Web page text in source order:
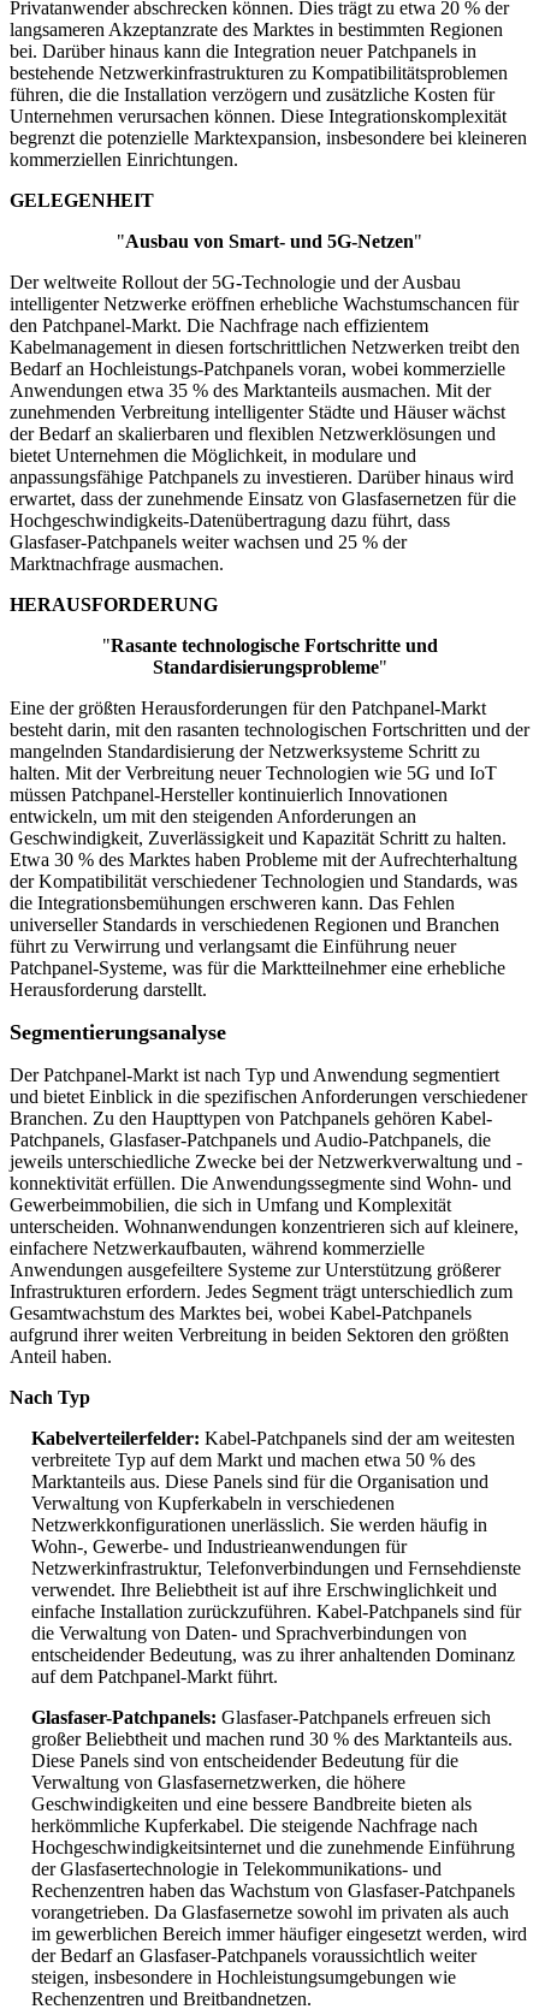
Privatanwender abschrecken können. Dies trägt zu etwa 20 % der
langsameren Akzeptanzrate des Marktes in bestimmten Regionen
bei. Darüber hinaus kann die Integration neuer Patchpanels in
bestehende Netzwerkinfrastrukturen zu Kompatibilitätsproblemen
führen, die die Installation verzögern und zusätzliche Kosten für
Unternehmen verursachen können. Diese Integrationskomplexität
begrenzt die potenzielle Marktexpansion, insbesondere bei kleineren
kommerziellen Einrichtungen.
GELEGENHEIT
"Ausbau von Smart- und 5G-Netzen"
Der weltweite Rollout der 5G-Technologie und der Ausbau
intelligenter Netzwerke eröffnen erhebliche Wachstumschancen für
den Patchpanel-Markt. Die Nachfrage nach effizientem
Kabelmanagement in diesen fortschrittlichen Netzwerken treibt den
Bedarf an Hochleistungs-Patchpanels voran, wobei kommerzielle
Anwendungen etwa 35 % des Marktanteils ausmachen. Mit der
zunehmenden Verbreitung intelligenter Städte und Häuser wächst
der Bedarf an skalierbaren und flexiblen Netzwerklösungen und
bietet Unternehmen die Möglichkeit, in modulare und
anpassungsfähige Patchpanels zu investieren. Darüber hinaus wird
erwartet, dass der zunehmende Einsatz von Glasfasernetzen für die
Hochgeschwindigkeits-Datenübertragung dazu führt, dass
Glasfaser-Patchpanels weiter wachsen und 25 % der
Marktnachfrage ausmachen.
HERAUSFORDERUNG
"Rasante technologische Fortschritte und
Standardisierungsprobleme"
Eine der größten Herausforderungen für den Patchpanel-Markt
besteht darin, mit den rasanten technologischen Fortschritten und der
mangelnden Standardisierung der Netzwerksysteme Schritt zu
halten. Mit der Verbreitung neuer Technologien wie 5G und IoT
müssen Patchpanel-Hersteller kontinuierlich Innovationen
entwickeln, um mit den steigenden Anforderungen an
Geschwindigkeit, Zuverlässigkeit und Kapazität Schritt zu halten.
Etwa 30 % des Marktes haben Probleme mit der Aufrechterhaltung
der Kompatibilität verschiedener Technologien und Standards, was
die Integrationsbemühungen erschweren kann. Das Fehlen
universeller Standards in verschiedenen Regionen und Branchen
führt zu Verwirrung und verlangsamt die Einführung neuer
Patchpanel-Systeme, was für die Marktteilnehmer eine erhebliche
Herausforderung darstellt.
Segmentierungsanalyse
Der Patchpanel-Markt ist nach Typ und Anwendung segmentiert
und bietet Einblick in die spezifischen Anforderungen verschiedener
Branchen. Zu den Haupttypen von Patchpanels gehören Kabel-
Patchpanels, Glasfaser-Patchpanels und Audio-Patchpanels, die
jeweils unterschiedliche Zwecke bei der Netzwerkverwaltung und -
konnektivität erfüllen. Die Anwendungssegmente sind Wohn- und
Gewerbeimmobilien, die sich in Umfang und Komplexität
unterscheiden. Wohnanwendungen konzentrieren sich auf kleinere,
einfachere Netzwerkaufbauten, während kommerzielle
Anwendungen ausgefeiltere Systeme zur Unterstützung größerer
Infrastrukturen erfordern. Jedes Segment trägt unterschiedlich zum
Gesamtwachstum des Marktes bei, wobei Kabel-Patchpanels
aufgrund ihrer weiten Verbreitung in beiden Sektoren den größten
Anteil haben.
Nach Typ
Kabelverteilerfelder: Kabel-Patchpanels sind der am weitesten
verbreitete Typ auf dem Markt und machen etwa 50 % des
Marktanteils aus. Diese Panels sind für die Organisation und
Verwaltung von Kupferkabeln in verschiedenen
Netzwerkkonfigurationen unerlässlich. Sie werden häufig in
Wohn-, Gewerbe- und Industrieanwendungen für
Netzwerkinfrastruktur, Telefonverbindungen und Fernsehdienste
verwendet. Ihre Beliebtheit ist auf ihre Erschwinglichkeit und
einfache Installation zurückzuführen. Kabel-Patchpanels sind für
die Verwaltung von Daten- und Sprachverbindungen von
entscheidender Bedeutung, was zu ihrer anhaltenden Dominanz
auf dem Patchpanel-Markt führt.
Glasfaser-Patchpanels: Glasfaser-Patchpanels erfreuen sich
großer Beliebtheit und machen rund 30 % des Marktanteils aus.
Diese Panels sind von entscheidender Bedeutung für die
Verwaltung von Glasfasernetzwerken, die höhere
Geschwindigkeiten und eine bessere Bandbreite bieten als
herkömmliche Kupferkabel. Die steigende Nachfrage nach
Hochgeschwindigkeitsinternet und die zunehmende Einführung
der Glasfasertechnologie in Telekommunikations- und
Rechenzentren haben das Wachstum von Glasfaser-Patchpanels
vorangetrieben. Da Glasfasernetze sowohl im privaten als auch
im gewerblichen Bereich immer häufiger eingesetzt werden, wird
der Bedarf an Glasfaser-Patchpanels voraussichtlich weiter
steigen, insbesondere in Hochleistungsumgebungen wie
Rechenzentren und Breitbandnetzen.